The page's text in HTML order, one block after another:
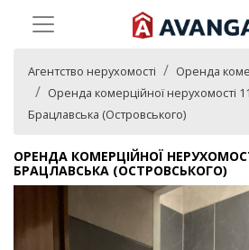
Агентство нерухомості
Оренда
Оренда комерційної нерухомості
Брацлавська (Островського)
ОРЕНДА КОМЕРЦІЙНОЇ
БРАЦЛАВСЬКА (ОСТРОВСЬКОГО)